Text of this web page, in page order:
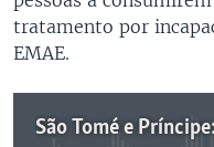
tratamento por
EMAE.